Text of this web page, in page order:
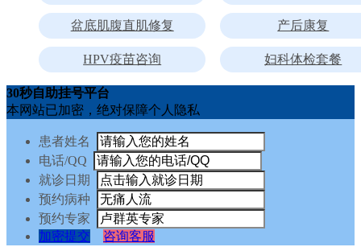
盆底肌腹直肌修复 产后康复
HPV疫苗咨询 妇科体检套餐
30秒自助挂号平台
本网站已加密，绝对保障个人隐私
患者姓名
电话/QQ
就诊日期
预约病种
预约专家
加密提交
咨询客服